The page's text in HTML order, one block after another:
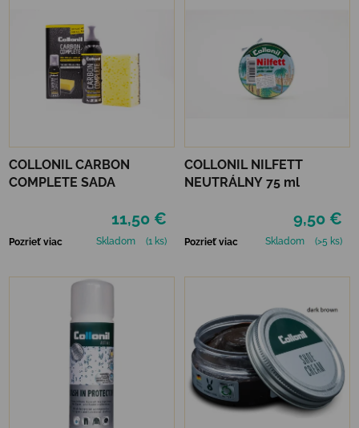
COLLONIL CARBON
COMPLETE SADA
11,50 €
Pozrieť viac Skladom (1 ks)
COLLONIL NILFETT
NEUTRÁLNY 75 ml
9,50 €
Pozrieť viac Skladom (>5 ks)